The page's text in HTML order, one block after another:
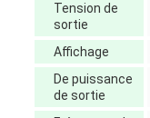
Tension de
sortie
Affichage
De puissance
de sortie